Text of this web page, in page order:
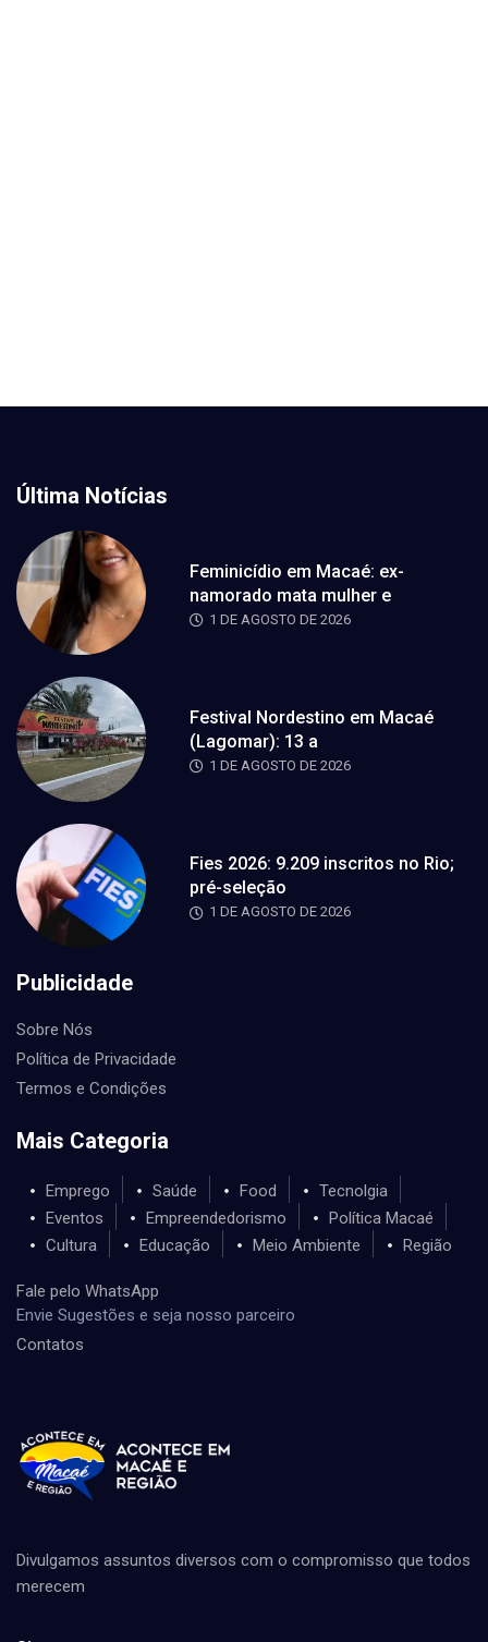
Última Notícias
Feminicídio em Macaé: ex-
namorado mata mulher e
1 DE AGOSTO DE 2026
Festival Nordestino em Macaé
(Lagomar): 13 a
1 DE AGOSTO DE 2026
Fies 2026: 9.209 inscritos no Rio;
pré-seleção
1 DE AGOSTO DE 2026
Publicidade
Sobre Nós
Política de Privacidade
Termos e Condições
Mais Categoria
Emprego Saúde Food
Tecnolgia
Eventos
Empreendedorismo
Política Macaé
Cultura
Educação Meio Ambiente Região
Fale pelo WhatsApp
Envie Sugestões e seja nosso parceiro
Contatos
Divulgamos assuntos diversos com o compromisso que todos
merecem